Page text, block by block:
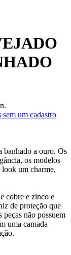
um cadastro
banhado a ouro. Os
os modelos
look um charme,
cobre e zinco e
de proteção que
peças não possuem
uma camada